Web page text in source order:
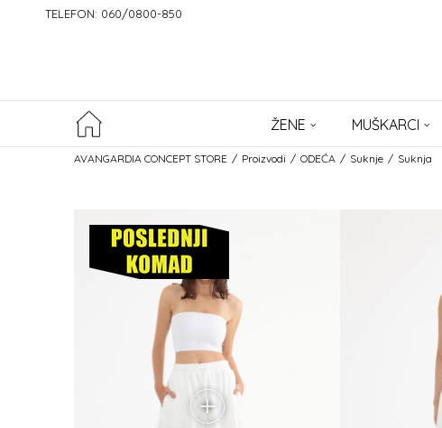
TELEFON: 060/0800-850
ŽENE MUŠKARCI
AVANGARDIA CONCEPT STORE Proizvodi ODEĆA Suknje Suknja